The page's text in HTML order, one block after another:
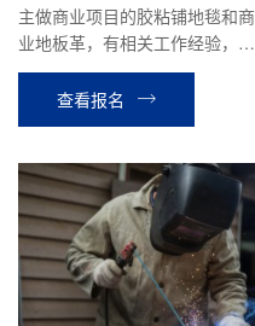
主做商业项目的胶粘铺地毯和商
业地板革，有相关工作经验，技
术熟练，有驾照。
查看报名